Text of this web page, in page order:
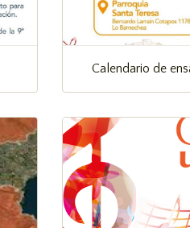
Calendario de